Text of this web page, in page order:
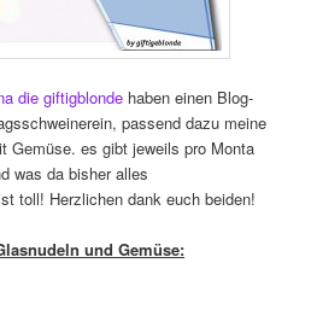
die giftigblonde haben einen Blog-
passend dazu meine
Gemüse. es gibt jeweils pro Monta
was da bisher alles
toll! Herzlichen dank euch beiden!
und Gemüse: